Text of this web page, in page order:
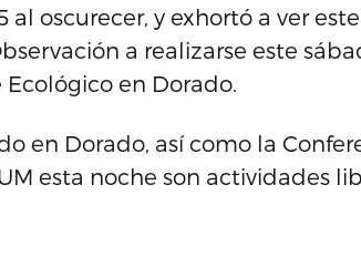
oscurecer, y exhortó a ver
a realizarse este
en Dorado.
en Dorado, así como la
esta noche son actividades